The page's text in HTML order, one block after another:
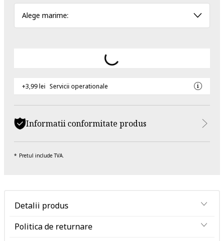
Alege marime:
+3,99 lei Servicii operationale
Informatii conformitate produs
Pretul include TVA.
Detalii produs
Politica de returnare